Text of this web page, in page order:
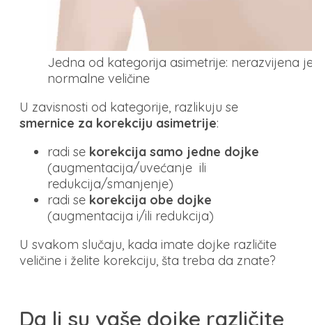
Jedna od kategorija asimetrije: nerazvijena
normalne veličine
U zavisnosti od kategorije, razlikuju se
smernice za korekciju asimetrije:
radi se korekcija samo jedne dojke
(augmentacija/uvećanje ili
redukcija/smanjenje)
radi se korekcija obe dojke
(augmentacija i/ili redukcija)
U svakom slučaju, kada imate dojke različite
veličine i želite korekciju, šta treba da znate?
Da li su vaše dojke različite